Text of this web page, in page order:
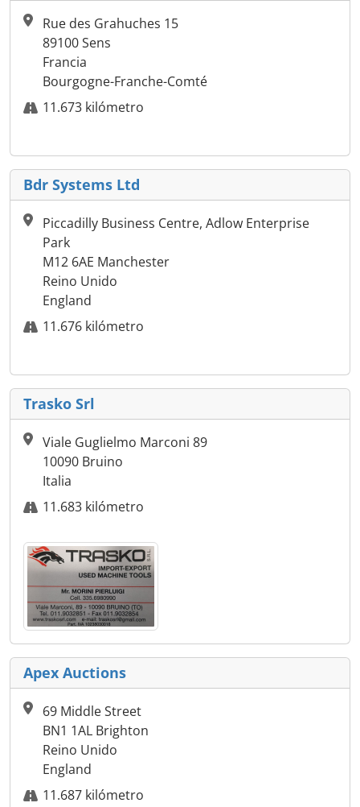
Rue des Grahuches 15
89100 Sens
Francia
Bourgogne-Franche-Comté
11.673 kilómetro
Bdr Systems Ltd
Piccadilly Business Centre, Adlow Enterprise
Park
M12 6AE Manchester
Reino Unido
England
11.676 kilómetro
Trasko Srl
Viale Guglielmo Marconi 89
10090 Bruino
Italia
11.683 kilómetro
Apex Auctions
69 Middle Street
BN1 1AL Brighton
Reino Unido
England
11.687 kilómetro